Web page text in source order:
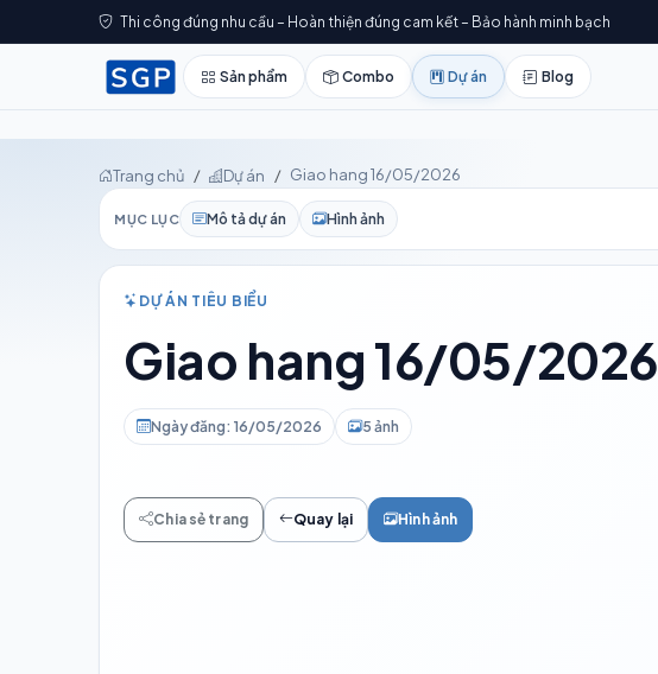
Thi công đúng nhu cầu – Hoàn thiện đúng cam kết – Bảo hành minh bạch
Sản phẩm Combo Dự án Blog
Trang chủ Dự án Giao hang 16/05/2026
MỤC LỤC Mô tả dự án Hình ảnh
DỰ ÁN TIÊU BIỂU
Giao hang 16/05/2026
Ngày đăng: 16/05/2026 5 ảnh
Chia sẻ trang Quay lại Hình ảnh